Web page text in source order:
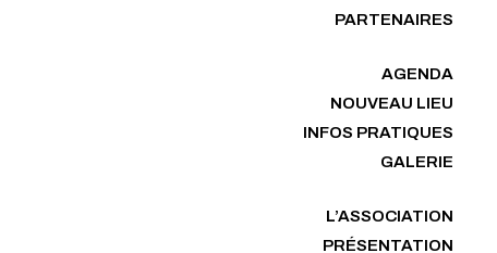
PARTENAIRES
AGENDA
NOUVEAU LIEU
INFOS PRATIQUES
GALERIE
L’ASSOCIATION
PRÉSENTATION